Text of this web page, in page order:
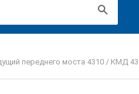
переднего моста 4310 / КМД